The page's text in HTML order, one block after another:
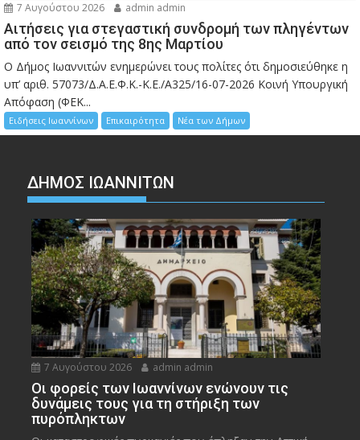
7 Αυγούστου 2026 admin admin
Αιτήσεις για στεγαστική συνδρομή των πληγέντων
από τον σεισμό της 8ης Μαρτίου
Ο Δήμος Ιωαννιτών ενημερώνει τους πολίτες ότι δημοσιεύθηκε η
υπ’ αριθ. 57073/Δ.Α.Ε.Φ.Κ.-Κ.Ε./Α325/16-07-2026 Κοινή Υπουργική
Απόφαση (ΦΕΚ...
Ειδήσεις Ιωαννίνων Επικαιρότητα Νέα των Δήμων
ΔΗΜΟΣ ΙΩΑΝΝΙΤΩΝ
7 Αυγούστου 2026 admin admin
Οι φορείς των Ιωαννίνων ενώνουν τις
δυνάμεις τους για τη στήριξη των
πυρόπληκτων